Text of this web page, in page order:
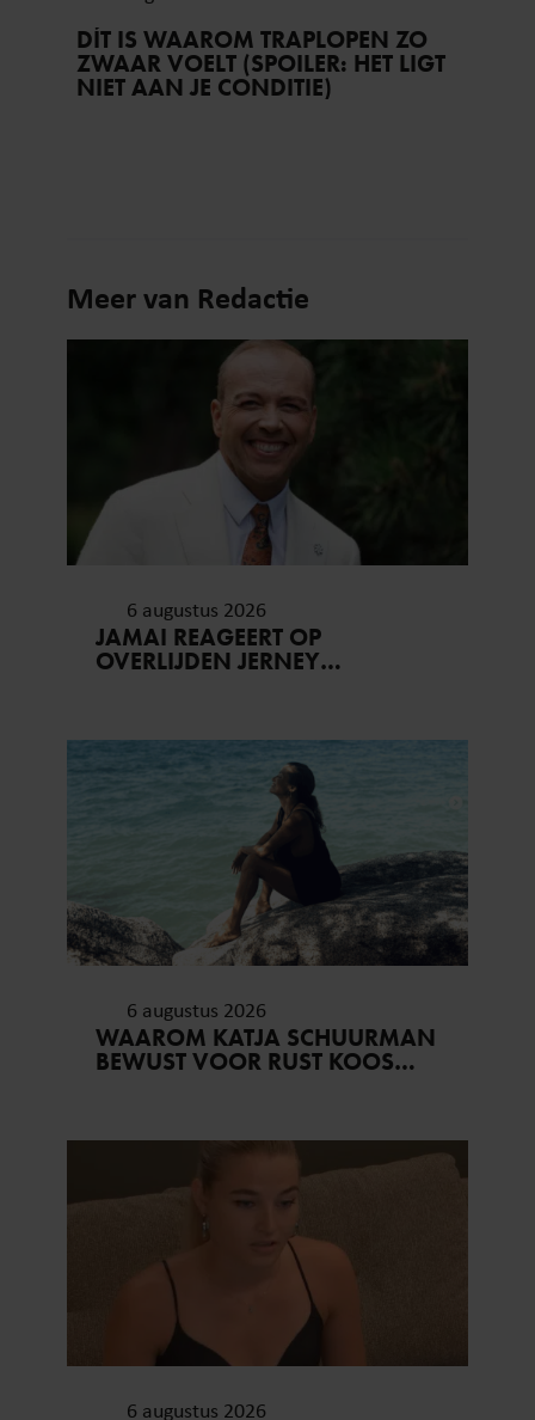
DÍT IS WAAROM TRAPLOPEN ZO
ZWAAR VOELT (SPOILER: HET LIGT
NIET AAN JE CONDITIE)
Meer van Redactie
6 augustus 2026
JAMAI REAGEERT OP
OVERLIJDEN JERNEY
VERGETEN’
6 augustus 2026
WAAROM KATJA SCHUURMAN
BEWUST VOOR RUST KOOS…
6 augustus 2026